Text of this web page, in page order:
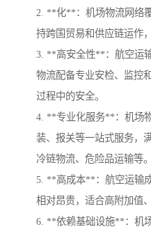
2. **化**：机场物流网络
持跨国贸易和供应链运作
3. **高安全性**：航空运
物流配备专业安检、监控
过程中的安全。
4. **专业化服务**：机场
装、报关等一站式服务，
冷链物流、危险品运输等。
5. **高成本**：航空运输
相对昂贵，适合高附加值
6. **依赖基础设施**：机